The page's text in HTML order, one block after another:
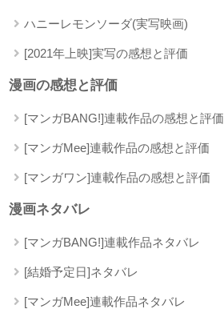
ハニーレモンソーダ(実写映画)
[2021年上映]実写の感想と評価
漫画の感想と評価
[マンガBANG!]連載作品の感想と評価
[マンガMee]連載作品の感想と評価
[マンガワン]連載作品の感想と評価
漫画ネタバレ
[マンガBANG!]連載作品ネタバレ
[結婚予定日]ネタバレ
[マンガMee]連載作品ネタバレ